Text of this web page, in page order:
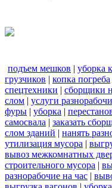
подъем мешков | уборка
грузчиков | копка погреба
спецтехники | сборщики
слом | услуги
фуры | уборка |
самосвала | заказать
слом зданий | нанять
утилизация мусора |
вывоз межкомнатных
строительного мусора |
разнорабочие на час |